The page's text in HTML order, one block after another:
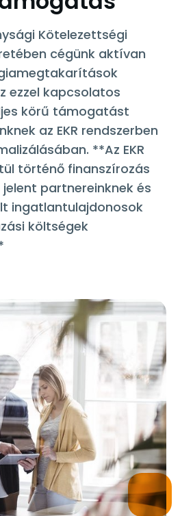
Kötelezettségi
cégünk aktívan
ezzel kapcsolatos
körű támogatást
az EKR rendszerben
**Az EKR
történő finanszírozás
partnereinknek és
ingatlantulajdonosok
költségek